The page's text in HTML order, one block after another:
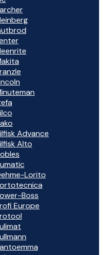
Advance
Alto
Lorito
Boss
Europe